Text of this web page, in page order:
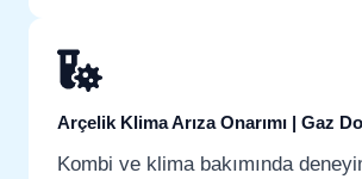
Arçelik Klima Arıza Onarımı | Gaz
Kombi ve klima bakımında